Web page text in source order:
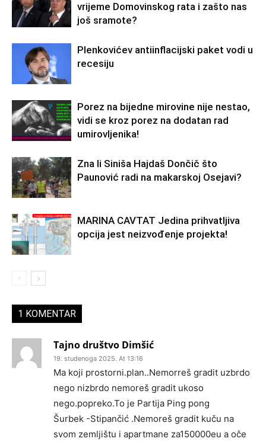
vrijeme Domovinskog rata i zašto nas
još sramote?
Plenkovićev antiinflacijski paket vodi u
recesiju
Porez na bijedne mirovine nije nestao,
vidi se kroz porez na dodatan rad
umirovljenika!
Zna li Siniša Hajdaš Dončič što
Paunović radi na makarskoj Osejavi?
MARINA CAVTAT Jedina prihvatljiva
opcija jest neizvođenje projekta!
1 KOMENTAR
Tajno društvo Dimšić
19. studenoga 2025. At 13:16
Ma koji prostorni.plan..Nemorreš gradit uzbrdo
nego nizbrdo nemoreš gradit ukoso
nego.popreko.To je Partija Ping pong
Šurbek -Stipančić .Nemoreš gradit kuču na
svom zemljištu i apartmane za150000eu a oče